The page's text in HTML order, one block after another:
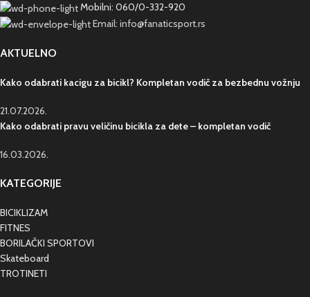
Mobilni: 060/0-332-920
Email: info@fanaticsport.rs
AKTUELNO
Kako odabrati kacigu za bicikl? Kompletan vodič za bezbednu vožnju
21.07.2026.
Kako odabrati pravu veličinu bicikla za dete – kompletan vodič
16.03.2026.
KATEGORIJE
BICIKLIZAM
FITNES
BORILAČKI SPORTOVI
Skateboard
TROTINETI